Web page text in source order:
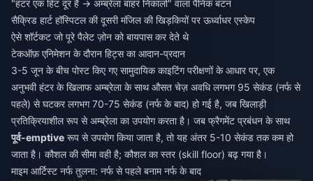
"हंटर एक हिट दूर है → अम्ब्रेला बाहर निकालो" वाला पैनिक बटन
सैक्रिड हार्ट हॉस्पिटल की दूसरी मंजिल की खिड़कियों पर ऊर्ध्वाधर एस्केप
ऐसे शॉर्टकट जो पूरे पैलेट ज़ोन को बायपास कर देते थे
टेकऑफ़ एनिमेशन के दौरान हिट्स का आदान-प्रदान
3-5 जून के बीच पोस्ट किए गए सामुदायिक काइटिंग परीक्षणों के आधार पर, एक
अनुभवी हंटर के खिलाफ अम्ब्रेला के साथ औसत चेज़ अवधि लगभग 95 सेकंड (नर्फ से
पहले) से घटकर लगभग 70-75 सेकंड (नर्फ के बाद) हो गई है, जब खिलाड़ी
प्रतिक्रियाशील रूप से अम्ब्रेला का उपयोग करता है। जब फ्रैगमेंट प्रबंधन के साथ
पूर्व-emptive रूप से उपयोग किया जाता है, तो यह अंतर 5-10 सेकंड तक कम हो
जाता है। कौशल की सीमा वही है; कौशल का स्तर (skill floor) बढ़ गया है।
माइम आर्टिस्ट नर्फ तुलना: नर्फ से पहले बनाम नर्फ के बाद